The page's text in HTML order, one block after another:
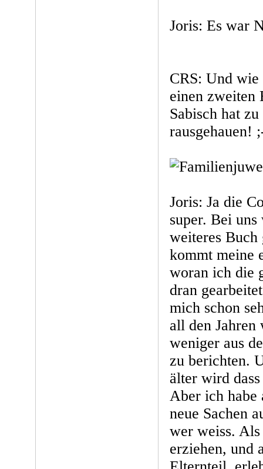
Joris: Es war
CRS: Und
einen zweiten
Sabisch hat
rausgehauen!
Joris: Ja die
super. Bei
weiteres
kommt meine
woran ich die
dran
mich schon
all den Jahren
weniger aus
zu berichten.
älter wird
Aber ich habe
neue Sachen
wer weiss.
erziehen, und